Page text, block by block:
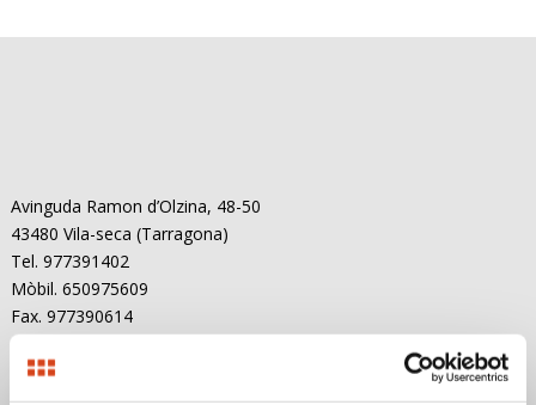
Avinguda Ramon d’Olzina, 48-50
43480 Vila-seca (Tarragona)
Tel. 977391402
Mòbil. 650975609
Fax. 977390614
e-mail: info@garciariera.es
Delegació Barcelona: